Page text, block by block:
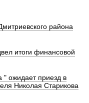
района
итоги финансовой
" ожидает приезд в
Николая Старикова